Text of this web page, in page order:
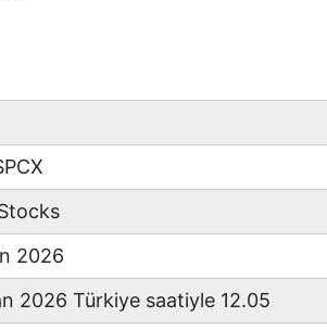
2026
2026 Türkiye saatiyle 12.05